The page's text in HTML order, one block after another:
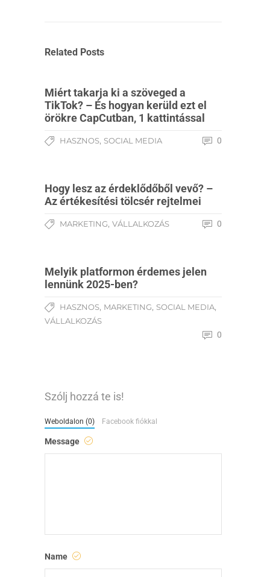
Related Posts
Miért takarja ki a szöveged a
TikTok? – És hogyan kerüld ezt el
örökre CapCutban, 1 kattintással
HASZNOS, SOCIAL MEDIA 0
Hogy lesz az érdeklődőből vevő? –
Az értékesítési tölcsér rejtelmei
MARKETING, VÁLLALKOZÁS 0
Melyik platformon érdemes jelen
lennünk 2025-ben?
HASZNOS, MARKETING, SOCIAL MEDIA,
VÁLLALKOZÁS
0
Szólj hozzá te is!
Weboldalon (0) Facebook fiókkal
Message
Name